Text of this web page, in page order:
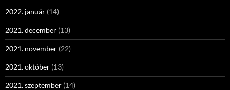
2022. január (14)
2021. december (13)
2021. november (22)
2021. október (13)
2021. szeptember (14)